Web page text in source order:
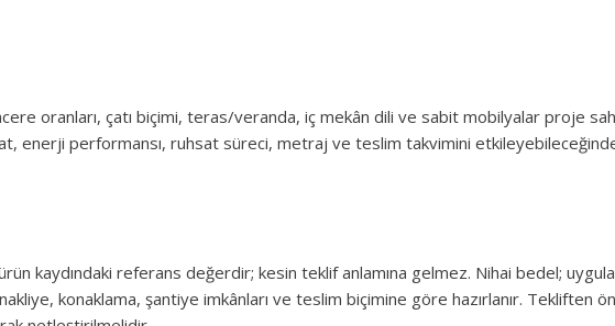
oranları, çatı biçimi, teras/veranda, iç mekân dili ve sabit mobilyalar proje
enerji performansı, ruhsat süreci, metraj ve teslim takvimini
kaydındaki referans değerdir; kesin teklif anlamına gelmez. Nihai bedel;
konaklama, şantiye imkânları ve teslim biçimine göre hazırlanır. Tekliften